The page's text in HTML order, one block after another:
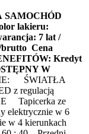
SAMOCHÓD
lakieru:
7 lat /
brutto Cena
Kredyt
W
ŚWIATŁA
z regulacją
Tapicerka ze
elektrycznie w 6
w 4 kierunkach